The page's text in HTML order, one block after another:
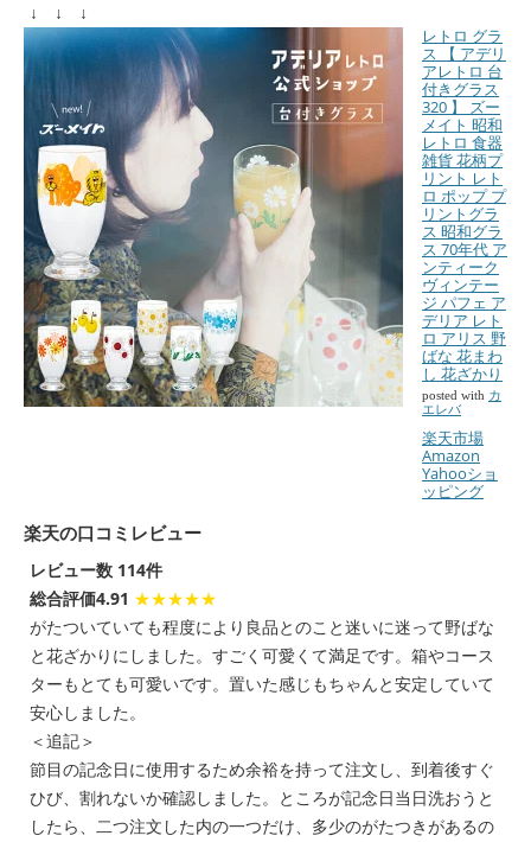
↓ ↓ ↓
レトロ グラ
ス 【 アデリ
アレトロ 台
付きグラス
320 】 ズー
メイト 昭和
レトロ 食器
雑貨 花柄プ
リント レト
ロ ポップ プ
リントグラ
ス 昭和グラ
ス 70年代 ア
ンティーク
ヴィンテー
ジ パフェ ア
デリア レト
ロ アリス 野
ばな 花まわ
し 花ざかり
posted with カ
エレバ
楽天市場
Amazon
Yahooショ
ッピング
楽天の口コミレビュー
レビュー数 114件
総合評価4.91 ★★★★★
がたついていても程度により良品とのこと迷いに迷って野ばな
と花ざかりにしました。すごく可愛くて満足です。箱やコース
ターもとても可愛いです。置いた感じもちゃんと安定していて
安心しました。
＜追記＞
節目の記念日に使用するため余裕を持って注文し、到着後すぐ
ひび、割れないか確認しました。ところが記念日当日洗おうと
したら、二つ注文した内の一つだけ、多少のがたつきがあるの